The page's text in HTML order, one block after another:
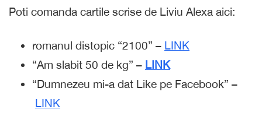
Poti comanda cartile scrise de Liviu Alexa aici:
romanul distopic “2100” – LINK
“Am slabit 50 de kg” – LINK
“Dumnezeu mi-a dat Like pe Facebook” –
LINK